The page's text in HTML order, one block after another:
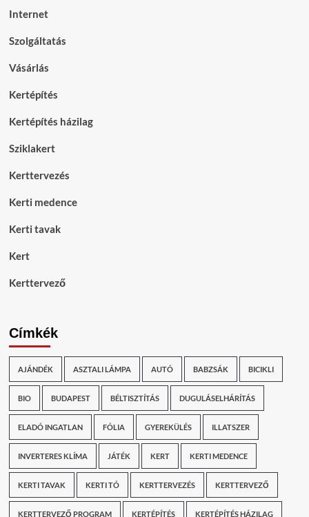
Internet
Szolgáltatás
Vásárlás
Kertépítés
Kertépítés házilag
Sziklakert
Kerttervezés
Kerti medence
Kerti tavak
Kert
Kerttervező
Címkék
AJÁNDÉK ASZTALI LÁMPA AUTÓ BABZSÁK BICIKLI
BIO BUDAPEST BÉLTISZTÍTÁS DUGULÁSELHÁRÍTÁS
ELADÓ INGATLAN FÓLIA GYEREKÜLÉS ILLATSZER
INVERTERES KLÍMA JÁTÉK KERT KERTI MEDENCE
KERTI TAVAK KERTI TÓ KERTTERVEZÉS KERTTERVEZŐ
KERTTERVEZŐ PROGRAM KERTÉPÍTÉS KERTÉPÍTÉS HÁZILAG